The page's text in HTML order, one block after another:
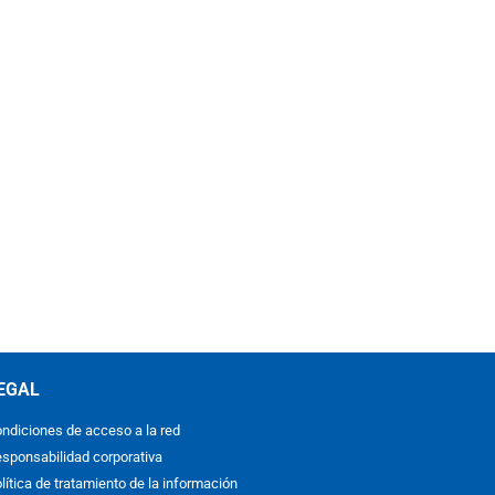
de acceso a la red
corporativa
de tratamiento de la información